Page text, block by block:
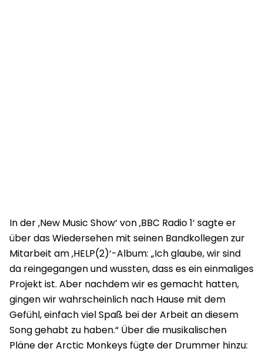
In der ‚New Music Show‘ von ‚BBC Radio 1‘ sagte er
über das Wiedersehen mit seinen Bandkollegen zur
Mitarbeit am ‚HELP(2)‘-Album: „Ich glaube, wir sind
da reingegangen und wussten, dass es ein einmaliges
Projekt ist. Aber nachdem wir es gemacht hatten,
gingen wir wahrscheinlich nach Hause mit dem
Gefühl, einfach viel Spaß bei der Arbeit an diesem
Song gehabt zu haben.“ Über die musikalischen
Pläne der Arctic Monkeys fügte der Drummer hinzu: